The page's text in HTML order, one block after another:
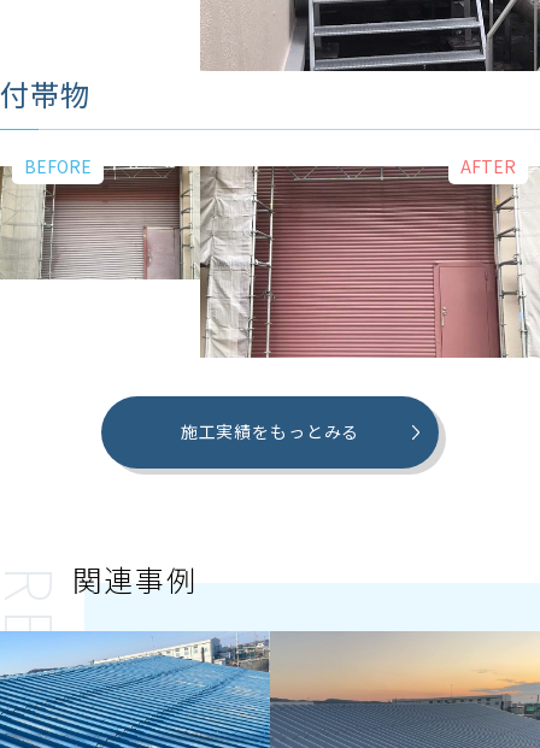
付帯物
施工実績をもっとみる
関連事例